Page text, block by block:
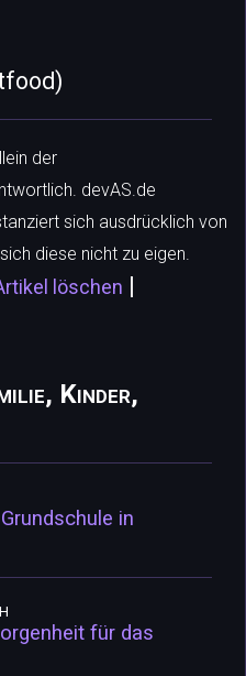
der
devAS.de
sich ausdrücklich von
diese nicht zu eigen.
löschen |
Kinder,
in
für das